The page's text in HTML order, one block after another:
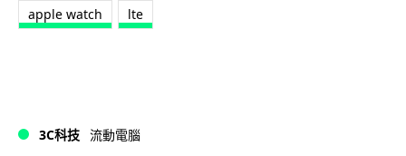
apple watch lte
3C科技 流動電腦